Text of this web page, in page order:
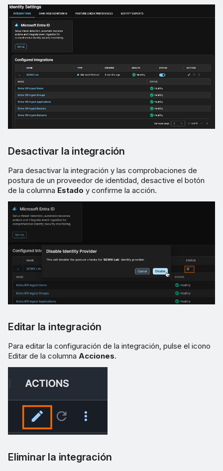
Ver detalles de las
comprobaciones de
postura
Personalizar las
comprobaciones de
postura
Desactivar la integración
Para desactivar la integración y las comprobaciones de
postura de un proveedor de identidad, desactive el botón
de la columna Estado y confirme la acción.
Editar la integración
Para editar la configuración de la integración, pulse el icono
Editar de la columna Acciones.
Eliminar la integración